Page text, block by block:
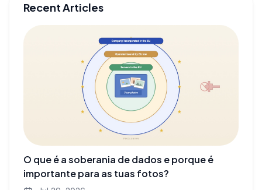
Recent Articles
O que é a soberania de dados e porque é
importante para as tuas fotos?